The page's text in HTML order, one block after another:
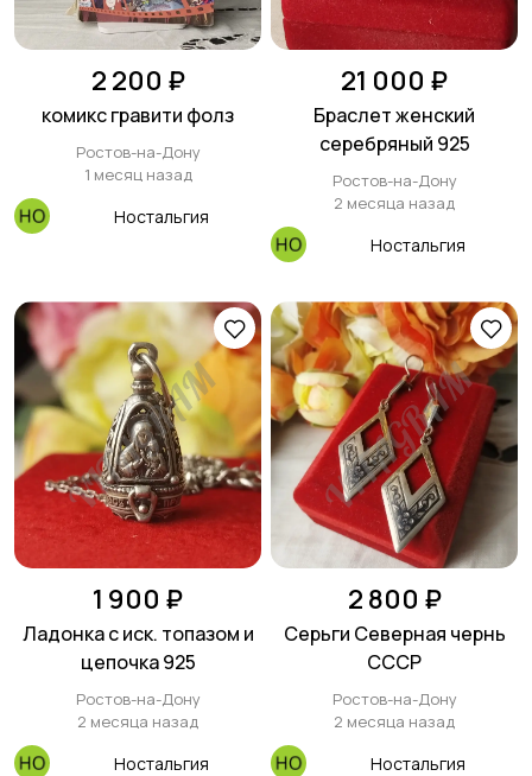
2 200 ₽
комикс гравити фолз
Ростов-на-Дону
1 месяц назад
Ностальгия
21 000 ₽
Браслет женский
серебряный 925
Ростов-на-Дону
2 месяца назад
Ностальгия
1 900 ₽
Ладонка с иск. топазом и
цепочка 925
Ростов-на-Дону
2 месяца назад
Ностальгия
2 800 ₽
Серьги Северная чернь
СССР
Ростов-на-Дону
2 месяца назад
Ностальгия